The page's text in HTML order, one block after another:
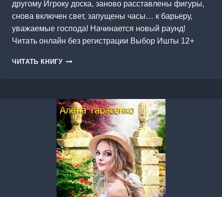
другому Игроку доска, заново расставлены фигуры,
снова включен свет, запущены часы… к барьеру,
уважаемые господа! Начинается новый раунд!
Читать онлайн без регистрации Выбор Ишты 12+
ЧИТАТЬ КНИГУ ВЫБОР